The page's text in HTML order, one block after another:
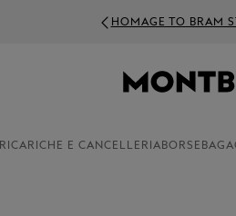
HOMAGE TO BRAM
RICARICHE E CANCELLERIA BORSE